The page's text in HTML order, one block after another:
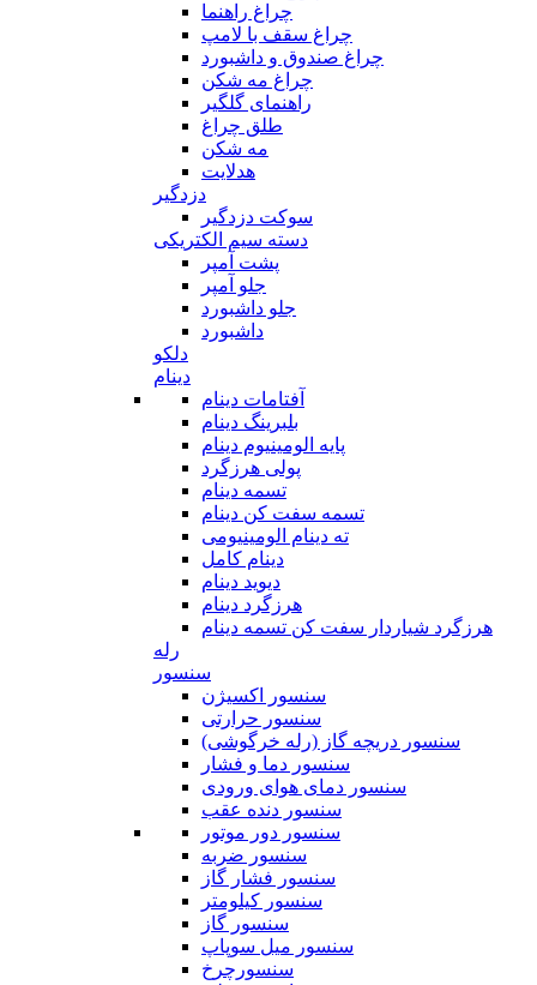
چراغ راهنما
چراغ سقف با لامپ
چراغ صندوق و داشبورد
چراغ مه شکن
راهنمای گلگیر
طلق چراغ
مه شکن
هدلایت
دزدگیر
سوکت دزدگیر
دسته سیم الکتریکی
پشت آمپر
جلو آمپر
جلو داشبورد
داشبورد
دلکو
دینام
آفتامات دینام
بلبرینگ دینام
پایه الومینیوم دینام
پولی هرزگرد
تسمه دینام
تسمه سفت کن دینام
ته دینام الومینیومی
دینام کامل
دیوید دینام
هرزگرد دینام
هرزگرد شیاردار سفت کن تسمه دینام
رله
سنسور
سنسور اکسیژن
سنسور حرارتی
سنسور دریچه گاز (رله خرگوشی)
سنسور دما و فشار
سنسور دمای هوای ورودی
سنسور دنده عقب
سنسور دور موتور
سنسور ضربه
سنسور فشار گاز
سنسور کیلومتر
سنسور گاز
سنسور میل سوپاپ
سنسورچرخ